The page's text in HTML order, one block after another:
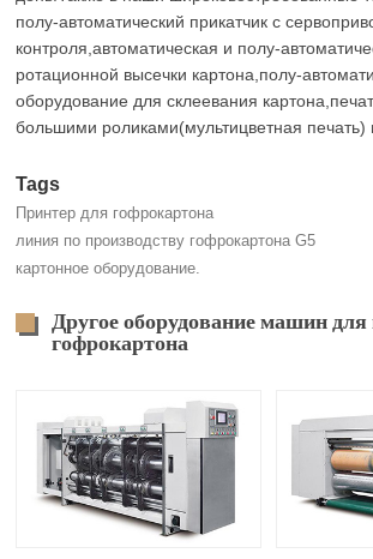
полу-автоматический прикатчик с
контроля,автоматическая и полу-
ротационной высечки картона,полу-
оборудование для склеевания
большими роликами(мультицветная печать)
Tags
Принтер для гофрокартона
линия по производству гофрокартона G5
картонное оборудование.
Другое оборудование машин для
гофрокартона